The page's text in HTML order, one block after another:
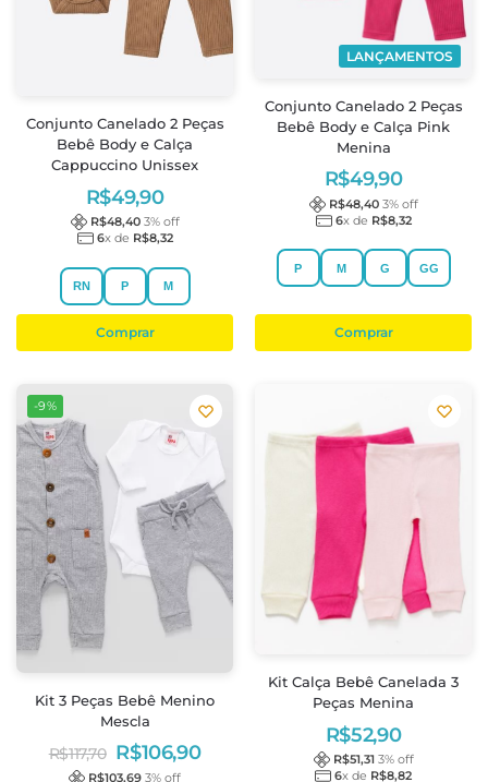
Conjunto Canelado 2 Peças
Bebê Body e Calça
Cappuccino Unissex
R$49,90
R$48,40 3% off
6x de R$8,32
RN P M
Comprar
LANÇAMENTOS
Conjunto Canelado 2 Peças
Bebê Body e Calça Pink
Menina
R$49,90
R$48,40 3% off
6x de R$8,32
P M G GG
Comprar
-9%
Kit 3 Peças Bebê Menino
Mescla
R$117,70 R$106,90
R$103,69 3% off
Kit Calça Bebê Canelada 3
Peças Menina
R$52,90
R$51,31 3% off
6x de R$8,82